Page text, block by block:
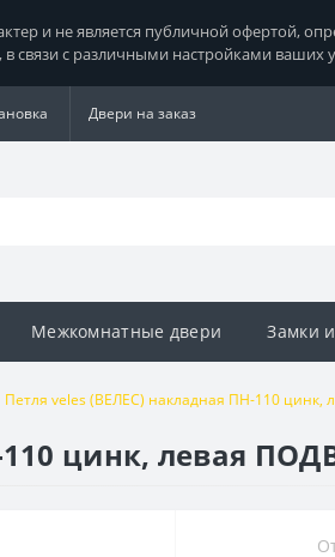
и не является публичной офертой,
связи с различными настройками ваших
Двери на заказ
Межкомнатные двери Замки
Петля veles (ВЕЛЕС) накладная ПН-110 цинк,
цинк, левая